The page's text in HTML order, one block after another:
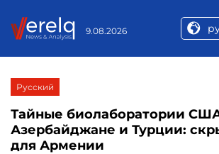
9.08.2026
Русский
Тайные биолаборатории
Азербайджане и Турции:
для Армении